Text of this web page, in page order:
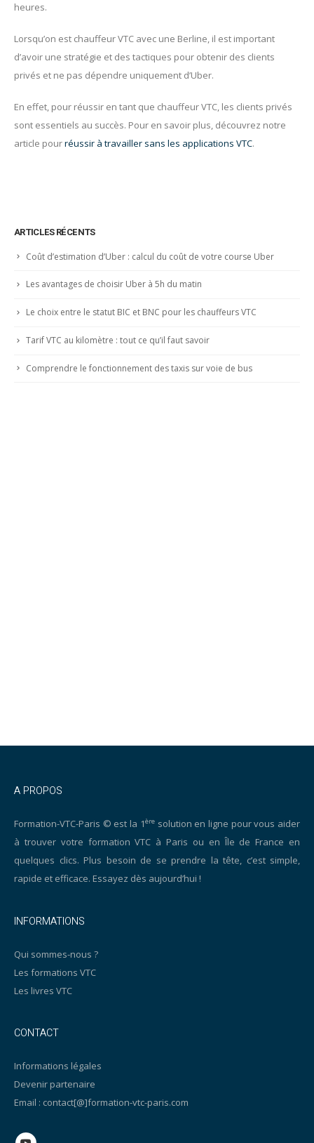
heures.
Lorsqu’on est chauffeur VTC avec une Berline, il est important
d’avoir une stratégie et des tactiques pour obtenir des clients
privés et ne pas dépendre uniquement d’Uber.
En effet, pour réussir en tant que chauffeur VTC, les clients privés
sont essentiels au succès. Pour en savoir plus, découvrez notre
article pourréussir à travailler sans les applications VTC.
ARTICLES RÉCENTS
Coût d’estimation d’Uber : calcul du coût de votre course Uber
Les avantages de choisir Uber à 5h du matin
Le choix entre le statut BIC et BNC pour les chauffeurs VTC
Tarif VTC au kilomètre : tout ce qu’il faut savoir
Comprendre le fonctionnement des taxis sur voie de bus
A PROPOS
Formation-VTC-Paris © est la 1èresolution en ligne pour vous aider
à trouver votre formation VTC à Paris ou en Île de France en
quelques clics. Plus besoin de se prendre la tête, c’est simple,
rapide et efficace. Essayez dès aujourd’hui !
INFORMATIONS
Qui sommes-nous ?
Les formations VTC
Les livres VTC
CONTACT
Informations légales
Devenir partenaire
Email : contact[@]formation-vtc-paris.com